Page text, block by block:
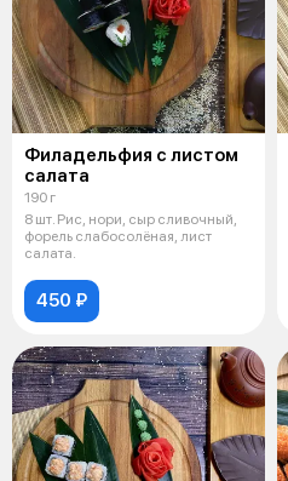
Филадельфия с листом
салата
190 г
8 шт. Рис, нори, сыр сливочный,
форель слабосолёная, лист
салата.
450 ₽